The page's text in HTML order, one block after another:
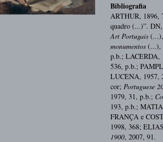
Bibliografia
ARTHUR, 1896,
quadro (...)”.
Art Portugais
monumentos (...),
p.b.; LACERDA,
536, p.b.;
LUCENA, 1957,
cor; Portuguese
1979, 31, p.b.;
193, p.b.;
FRANÇA e
1998, 368;
1900, 2007, 91.